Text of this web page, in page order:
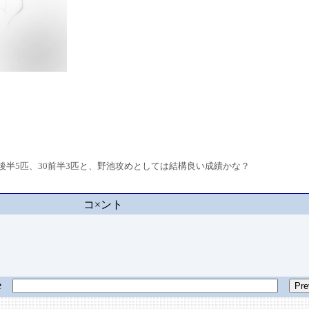
匹、30前半3匹と、野池攻めとしては結構良い成績かな？
コ×ント